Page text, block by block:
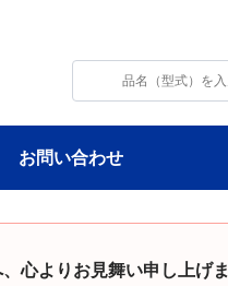
お問い合わせ
心よりお見舞い申し上げま